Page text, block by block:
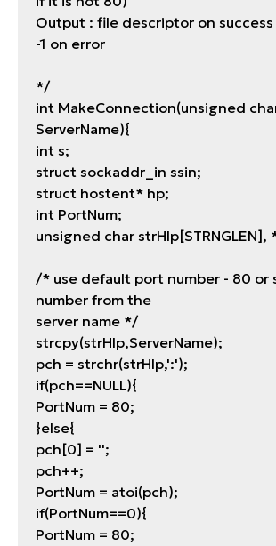
Output : file descriptor on success
-1 on error
*/
int MakeConnection(unsigned
ServerName){
int s;
struct sockaddr_in ssin;
struct hostent* hp;
int PortNum;
unsigned char strHlp[STRNGLEN],
/* use default port number - 80 or
number from the
server name */
strcpy(strHlp,ServerName);
pch = strchr(strHlp,':');
if(pch==NULL){
PortNum = 80;
}else{
pch[0] = '';
pch++;
PortNum = atoi(pch);
if(PortNum==0){
PortNum = 80;